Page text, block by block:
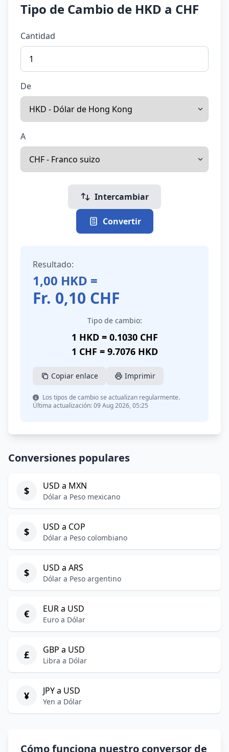
Tipo de Cambio de HKD a CHF
Cantidad
De
A
Intercambiar
Convertir
Resultado:
1,00 HKD =
Fr. 0,10 CHF
Tipo de cambio:
1 HKD = 0.1030 CHF
1 CHF = 9.7076 HKD
Copiar enlace Imprimir
Los tipos de cambio se actualizan regularmente.
Última actualización: 09 Aug 2026, 05:25
Conversiones populares
$ USD a MXN
Dólar a Peso mexicano
$ USD a COP
Dólar a Peso colombiano
$ USD a ARS
Dólar a Peso argentino
€ EUR a USD
Euro a Dólar
£ GBP a USD
Libra a Dólar
¥ JPY a USD
Yen a Dólar
Cómo funciona nuestro conversor de